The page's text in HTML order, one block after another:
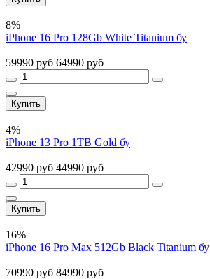
8%
iPhone 16 Pro 128Gb White Titanium бу
59990 руб 64990 руб
Купить
4%
iPhone 13 Pro 1TB Gold бу
42990 руб 44990 руб
Купить
16%
iPhone 16 Pro Max 512Gb Black Titanium бу
70990 руб 84990 руб